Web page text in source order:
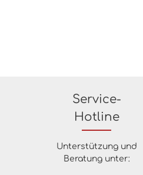
Service-
Hotline
Unterstützung und
Beratung unter: